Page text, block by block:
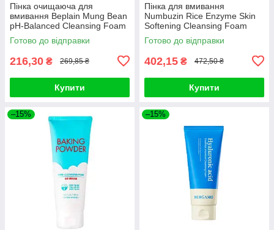
Пінка очищаюча для
вмивання Beplain Mung Bean
pH-Balanced Cleansing Foam
40ml
Готово до відправки
216,30 ₴ 269,85 ₴
Купити
Пінка для вмивання
Numbuzin Rice Enzyme Skin
Softening Cleansing Foam
170ml
Готово до відправки
402,15 ₴ 472,50 ₴
Купити
–15% –15%